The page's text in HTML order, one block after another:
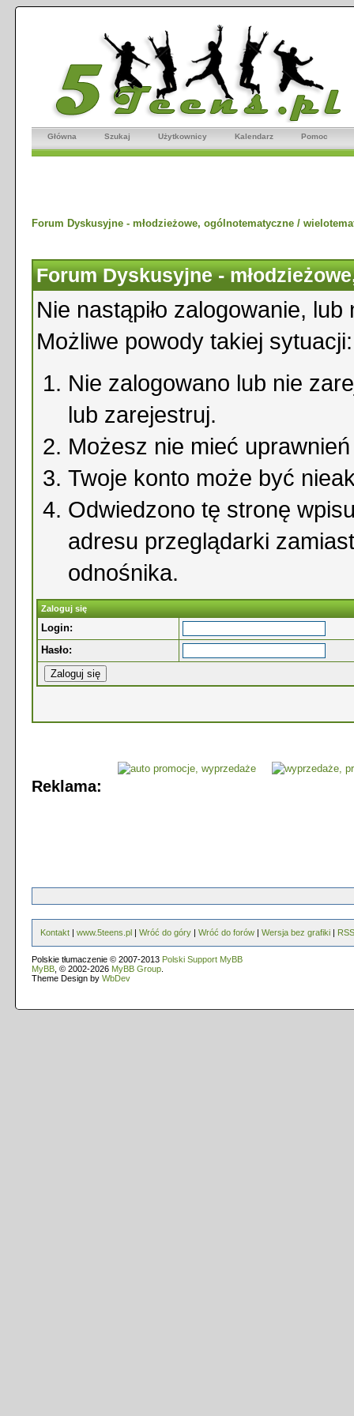
Główna Szukaj Użytkownicy Kalendarz Pomoc
Forum Dyskusyjne - młodzieżowe, ogólnotematyczne /
Forum Dyskusyjne -
Nie nastąpiło zalogowanie,
Możliwe powody takiej sytuacji:
Nie zalogowano lub nie
lub zarejestruj.
Możesz nie mieć
Twoje konto może być
Odwiedzono tę stronę
adresu przeglądarki
odnośnika.
Zaloguj się
Login:
Hasło:
Reklama:
Kontakt | www.5teens.pl | Wróć do góry | Wróć do forów | Wersja bez grafiki | RSS
Polskie tłumaczenie © 2007-2013 Polski Support MyBB
MyBB , © 2002-2026 MyBB Group
Theme Design by WbDev